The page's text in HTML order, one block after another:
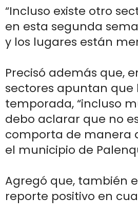
“Incluso existe otro
en esta segunda
y los lugares están
Precisó además que,
sectores apuntan
temporada, “incluso
debo aclarar que no
comporta de manera
el municipio de
Agregó que, también
reporte positivo en